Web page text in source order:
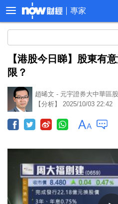
專家
【港股今日睇】股東有
限？
趙晞文 - 元宇證券大中華區
【分析】 2025/10/03 22:42